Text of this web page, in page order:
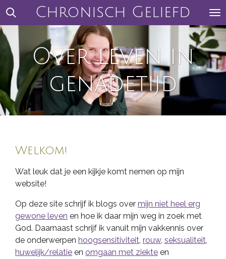
Ga
naar
de
hoofdinhoud
Chronisch Geliefd
Over leven in
genadetijd
Welkom!
Wat leuk dat je een kijkje komt nemen op mijn
website!
Op deze site schrijf ik blogs over mijn niet heel erg
gewone leven en hoe ik daar mijn weg in zoek met
God. Daarnaast schrijf ik vanuit mijn vakkennis over
de onderwerpen hoogsensitiviteit, rouw, seksualiteit,
huwelijk/relatie en omgaan met ziekte en